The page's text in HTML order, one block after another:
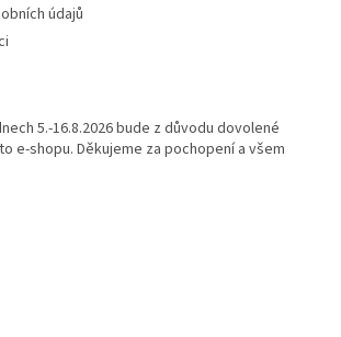
údajů
5.-16.8.2026 bude z důvodu dovolené
e-shopu. Děkujeme za pochopení a všem